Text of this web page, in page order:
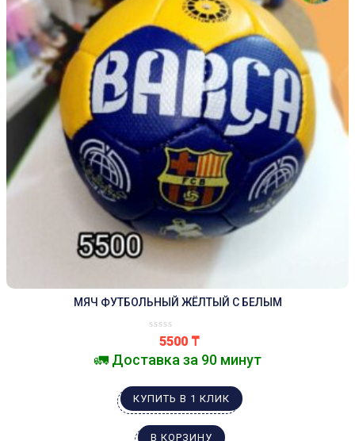
МЯЧ ФУТБОЛЬНЫЙ ЖЁЛТЫЙ С БЕЛЫМ
5500 ₸
🚛 Доставка за 90 минут
КУПИТЬ В 1 КЛИК
В КОРЗИНУ